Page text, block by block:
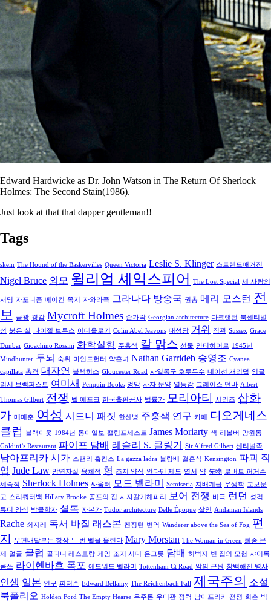
Edward Hardwicke as Dr. John Watson in The Return Of Sherlock
Holmes: The Second Stain(1986).
Just look at that that dapper gentleman!!
Tags
skein The Hound of the Baskervilles Queen Victoria Leslie S. Klinger 스트랜드매거진
Nigel Bruce 외모 윌리엄 셰익스피어 The Lost Special 세 사람의
서명 자포니즘 베이컨 쪽지 자와라족 그라나다 방송국 권총 메리 모스턴 전
보 금광 경감 Mycroft Holmes 손가락 Georgian architecture 다크랜턴 북센티널
섬 붉은 실 나이젤 브루스 이데올로기 Colin Abel Jeavons 대성당 거위 직관 Sussex Grace
Dunbar Gioachino Rossini 화학실험 주홍색 칼 맑스 선물 안티히어로
1945년
Mindhunter 두뇌 숙취 마인드헌터 약혼녀 Nathan Garrideb 승영조 Cyanea
capillata 총격 대자연 블랙히스 Gloucester Road 사일록구 호루무수 네이선 개리덥 잉글
리시 브랙퍼스트
여미새 Penquin Books 엉망 사자 문양 열등감 그레이스 던바 Albert
Thomas Gilbert 전쟁 벨 에포크 한국출판공사 법률가 모리아티 시리즈 삽화
가 매매춘 여성 시드니 패짓 한센병 주홍색 연구 카페
디오게네스
클럽
블랙아웃 1984년 동아일보 팰림프세스트 James Moriarty 색 리볼버
망원동
Goldini’s Restaurant 파이프 담배 레슬리 S. 클링거 Sir Alfred Gilbert 센티널족
남아프리카 시가 스탠리 홉킨스 La gazza ladra 불량배 결혼식 Kensington 파괴 직
업 Jude Law 망연자실 육체적 형 조지 양식 안다만 제도 엽서 약 先物 로버트 퍼거슨
세속적 Sherlock Holmes 싸움터 모드 벨라미 Semiseria 지배계급 우생학 교보문
고 스리쿼터백 Hillary Brooke 공포의 집 사자갈기해파리 보어 전쟁 비극 런던
성격
튜더 양식 박물학자 셜록 자본가 Tudor architecture Belle Époque 살인 Andaman Islands
Rache 쇠지레 독서 바질 래스본 켄징턴 번역 Wanderer above the Sea of Fog 편
지
우편배달부는 항상 두 번 벨을 울린다 Mary Morstan The Woman in Green 최종 문
제
얼굴 클럽 골디니 레스토랑 게임 조지 시대 은그릇 담배 허벅지 빈 집의 모험 샤이록
콤쓰 라이헨바흐 폭포 에드워드 벨라미 Tottenham Ct Road 악의 근원 창백해진 병사
인생 일본 인구 피터슨 Edward Bellamy The Reichenbach Fall 제국주의
소설
북폴리오 Holden Ford The Empty Hearse 우주론 우미관 정력 남아프리카 전쟁 회춘 빅